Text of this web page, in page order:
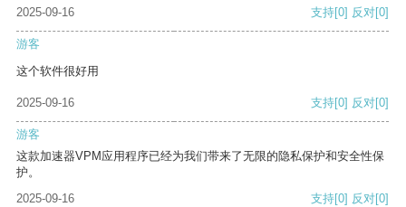
2025-09-16 支持[0] 反对[0]
游客
这个软件很好用
2025-09-16 支持[0] 反对[0]
游客
这款加速器VPM应用程序已经为我们带来了无限的隐私保护和安全性保
护。
2025-09-16
支持[0] 反对[0]